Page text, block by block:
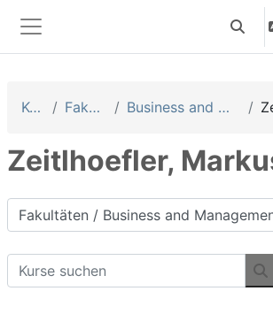
Website-Übersicht
Kurse Fakultäten Business and Management
Zeitlhoefler,
Kursbereiche
Kurse suchen